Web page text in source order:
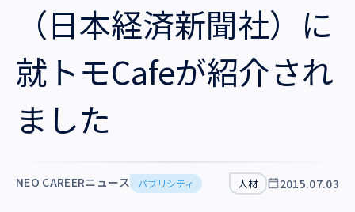
就労支援
業務支援
会社概要
役員一覧
拠点一覧
採用情報
（日本経済新聞社）に
就トモCafeが紹介され
ました
NEO CAREERニュース パブリシティ 人材 2015.07.03